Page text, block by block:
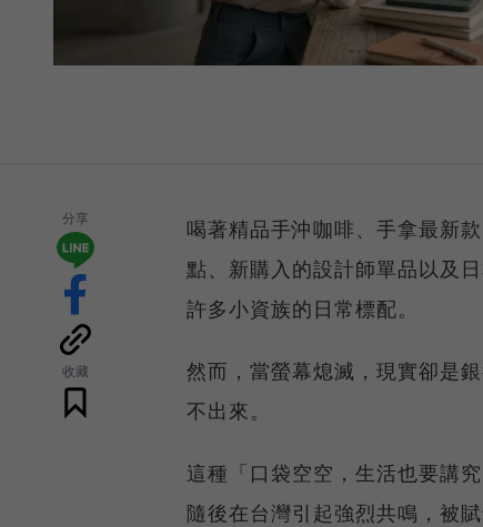
分享
收藏
喝著精品手沖咖啡、手拿最新
點、新購入的設計師單品以及
許多小資族的日常標配。
然而，當螢幕熄滅，現實卻是
不出來。
這種「口袋空空，生活也要講
隨後在台灣引起強烈共鳴，被